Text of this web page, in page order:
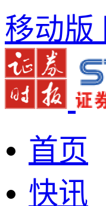
移动版
首页
快讯